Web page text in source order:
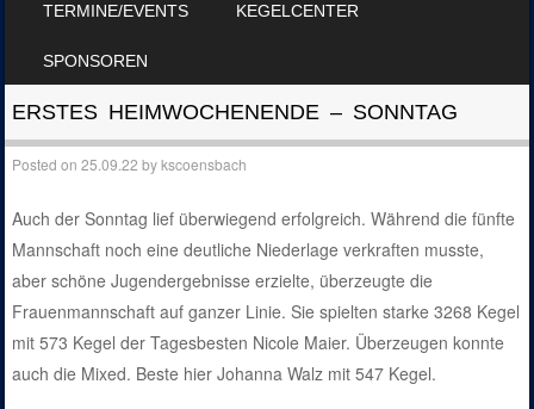
TERMINE/EVENTS KEGELCENTER
SPONSOREN
ERSTES HEIMWOCHENENDE – SONNTAG
Posted on25.09.22 bykscoensbach
Auch der Sonntag lief überwiegend erfolgreich. Während die fünfte
Mannschaft noch eine deutliche Niederlage verkraften musste,
aber schöne Jugendergebnisse erzielte, überzeugte die
Frauenmannschaft auf ganzer Linie. Sie spielten starke 3268 Kegel
mit 573 Kegel der Tagesbesten Nicole Maier. Überzeugen konnte
auch die Mixed. Beste hier Johanna Walz mit 547 Kegel.